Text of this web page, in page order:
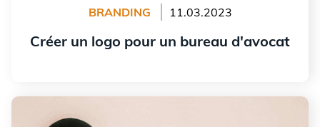
BRANDING 11.03.2023
Créer un logo pour un bureau d'avocat